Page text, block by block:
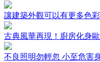
讓建築外觀可以有更多色
古典風華再現！廚房化身
不良照明勿輕忽 小至危害